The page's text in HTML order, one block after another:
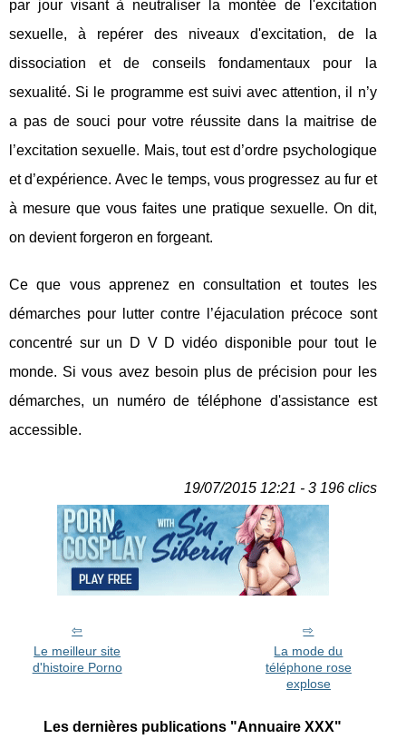
par jour visant à neutraliser la montée de l'excitation
sexuelle, à repérer des niveaux d'excitation, de la
dissociation et de conseils fondamentaux pour la
sexualité. Si le programme est suivi avec attention, il n’y
a pas de souci pour votre réussite dans la maitrise de
l’excitation sexuelle. Mais, tout est d’ordre psychologique
et d’expérience. Avec le temps, vous progressez au fur et
à mesure que vous faites une pratique sexuelle. On dit,
on devient forgeron en forgeant.
Ce que vous apprenez en consultation et toutes les
démarches pour lutter contre l’éjaculation précoce sont
concentré sur un D V D vidéo disponible pour tout le
monde. Si vous avez besoin plus de précision pour les
démarches, un numéro de téléphone d'assistance est
accessible.
19/07/2015 12:21 - 3 196 clics
Le meilleur site
d'histoire Porno
La mode du
téléphone rose
explose
Les dernières publications "Annuaire XXX"